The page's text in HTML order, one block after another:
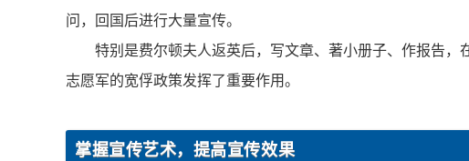
问，回国后进行大量宣传。
特别是费尔顿夫人返英后，写文章、著小册子、作报告
志愿军的宽俘政策发挥了重要作用。
掌握宣传艺术，提高宣传效果